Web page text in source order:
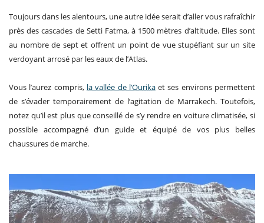
Toujours dans les alentours, une autre idée serait d’aller vous rafraîchir
près des cascades de Setti Fatma, à 1500 mètres d’altitude. Elles sont
au nombre de sept et offrent un point de vue stupéfiant sur un site
verdoyant arrosé par les eaux de l’Atlas.
Vous l’aurez compris, la vallée de l’Ourikaet ses environs permettent
de s’évader temporairement de l’agitation de Marrakech. Toutefois,
notez qu’il est plus que conseillé de s’y rendre en voiture climatisée, si
possible accompagné d’un guide et équipé de vos plus belles
chaussures de marche.